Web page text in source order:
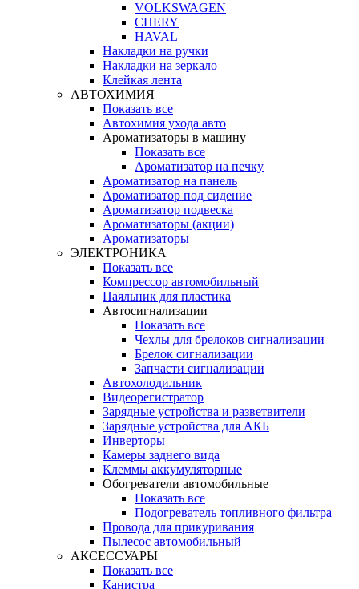
VOLKSWAGEN
CHERY
HAVAL
Накладки на ручки
Накладки на зеркало
Клейкая лента
АВТОХИМИЯ
Показать все
Автохимия ухода авто
Ароматизаторы в машину
Показать все
Ароматизатор на печку
Ароматизатор на панель
Ароматизатор под сидение
Ароматизатор подвеска
Ароматизаторы (акции)
Ароматизаторы
ЭЛЕКТРОНИКА
Показать все
Компрессор автомобильный
Паяльник для пластика
Автосигнализации
Показать все
Чехлы для брелоков сигнализации
Брелок сигнализации
Запчасти сигнализации
Автохолодильник
Видеорегистратор
Зарядные устройства и разветвители
Зарядные устройства для АКБ
Инверторы
Камеры заднего вида
Клеммы аккумуляторные
Обогреватели автомобильные
Показать все
Подогреватель топливного фильтра
Провода для прикуривания
Пылесос автомобильный
АКСЕССУАРЫ
Показать все
Канистра